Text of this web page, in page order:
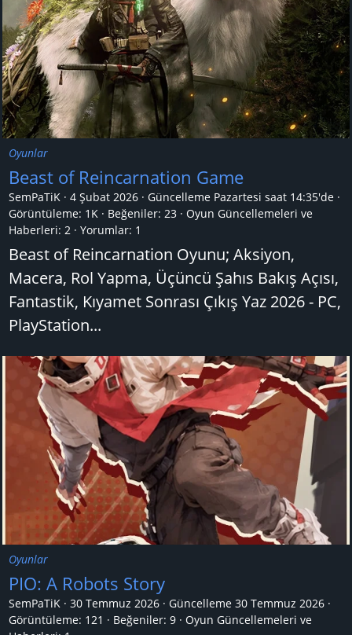
Oyunlar
Beast of Reincarnation Game
SemPaTiK 4 Şubat 2026 Güncelleme Pazartesi saat 14:35'de
Görüntüleme: 1K
Beğeniler: 23
Oyun Güncellemeleri ve
Haberleri: 2 Yorumlar: 1
Beast of Reincarnation Oyunu; Aksiyon,
Macera, Rol Yapma, Üçüncü Şahıs Bakış Açısı,
Fantastik, Kıyamet Sonrası Çıkış Yaz 2026 - PC,
PlayStation...
Oyunlar
PIO: A Robots Story
SemPaTiK 30 Temmuz 2026 Güncelleme 30 Temmuz 2026
Görüntüleme: 121
Beğeniler: 9
Oyun Güncellemeleri ve